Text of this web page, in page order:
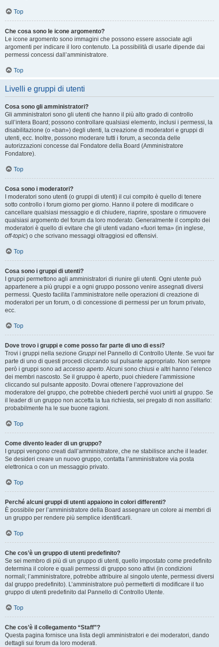
Top
Che cosa sono le icone argomento?
Le icone argomento sono immagini che possono essere associate agli
argomenti per indicare il loro contenuto. La possibilità di usarle dipende dai
permessi concessi dall’amministratore.
Top
Livelli e gruppi di utenti
Cosa sono gli amministratori?
Gli amministratori sono gli utenti che hanno il più alto grado di controllo
sull’intera Board; possono controllare qualsiasi elemento, inclusi i permessi, la
disabilitazione (o «ban») degli utenti, la creazione di moderatori e gruppi di
utenti, ecc. Inoltre, possono moderare tutti i forum, a seconda delle
autorizzazioni concesse dal Fondatore della Board (Amministratore
Fondatore).
Top
Cosa sono i moderatori?
I moderatori sono utenti (o gruppi di utenti) il cui compito è quello di tenere
sotto controllo i forum giorno per giorno. Hanno il potere di modificare o
cancellare qualsiasi messaggio e di chiudere, riaprire, spostare o rimuovere
qualsiasi argomento del forum da loro moderato. Generalmente il compito dei
moderatori è quello di evitare che gli utenti vadano «fuori tema» (in inglese,
off-topic) o che scrivano messaggi oltraggiosi ed offensivi.
Top
Cosa sono i gruppi di utenti?
I gruppi permettono agli amministratori di riunire gli utenti. Ogni utente può
appartenere a più gruppi e a ogni gruppo possono venire assegnati diversi
permessi. Questo facilita l’amministratore nelle operazioni di creazione di
moderatori per un forum, o di concessione di permessi per un forum privato,
ecc.
Top
Dove trovo i gruppi e come posso far parte di uno di essi?
Trovi i gruppi nella sezione Gruppi nel Pannello di Controllo Utente. Se vuoi far
parte di uno di questi procedi cliccando sul pulsante appropriato. Non sempre
però i gruppi sono ad accesso aperto. Alcuni sono chiusi e altri hanno l’elenco
dei membri nascosto. Se il gruppo è aperto, puoi chiedere l’ammissione
cliccando sul pulsante apposito. Dovrai ottenere l’approvazione del
moderatore del gruppo, che potrebbe chiederti perché vuoi unirti al gruppo. Se
il leader di un gruppo non accetta la tua richiesta, sei pregato di non assillarlo:
probabilmente ha le sue buone ragioni.
Top
Come divento leader di un gruppo?
I gruppi vengono creati dall’amministratore, che ne stabilisce anche il leader.
Se desideri creare un nuovo gruppo, contatta l’amministratore via posta
elettronica o con un messaggio privato.
Top
Perché alcuni gruppi di utenti appaiono in colori differenti?
È possibile per l’amministratore della Board assegnare un colore ai membri di
un gruppo per rendere più semplice identificarli.
Top
Che cos’è un gruppo di utenti predefinito?
Se sei membro di più di un gruppo di utenti, quello impostato come predefinito
determina il colore e quali permessi di gruppo sono attivi (in condizioni
normali; l’amministratore, potrebbe attribuire al singolo utente, permessi diversi
dal gruppo predefinito). L’amministratore può permetterti di modificare il tuo
gruppo di utenti predefinito dal Pannello di Controllo Utente.
Top
Che cos’è il collegamento “Staff”?
Questa pagina fornisce una lista degli amministratori e dei moderatori, dando
dettagli sui forum da loro moderati.